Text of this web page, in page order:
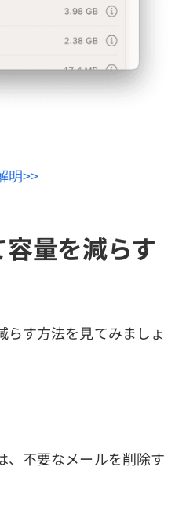
明>>
量を減らす
す方法を見てみましょ
、不要なメールを削除す